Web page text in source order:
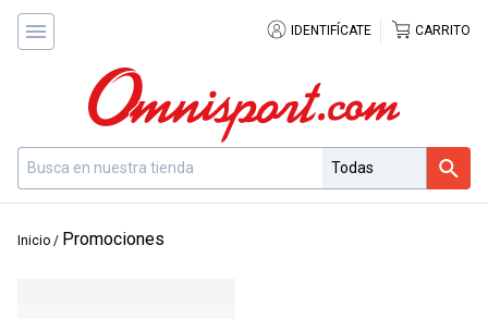
IDENTIFÍCATE CARRITO
Inicio / Promociones